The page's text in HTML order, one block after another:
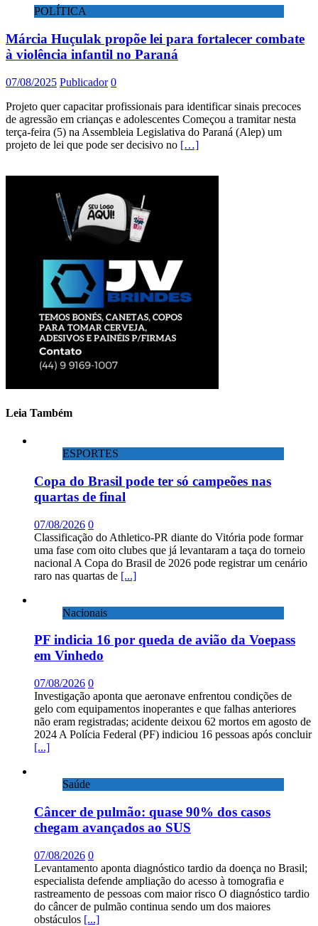
POLÍTICA
Márcia Huçulak propõe lei para fortalecer combate
à violência infantil no Paraná
07/08/2025 Publicador 0
Projeto quer capacitar profissionais para identificar sinais precoces
de agressão em crianças e adolescentes Começou a tramitar nesta
terça-feira (5) na Assembleia Legislativa do Paraná (Alep) um
projeto de lei que pode ser decisivo no […]
Leia Também
ESPORTES
Copa do Brasil pode ter só campeões nas
quartas de final
07/08/2026 0
Classificação do Athletico-PR diante do Vitória pode formar
uma fase com oito clubes que já levantaram a taça do torneio
nacional A Copa do Brasil de 2026 pode registrar um cenário
raro nas quartas de [...]
Nacionais
PF indicia 16 por queda de avião da Voepass
em Vinhedo
07/08/2026 0
Investigação aponta que aeronave enfrentou condições de
gelo com equipamentos inoperantes e que falhas anteriores
não eram registradas; acidente deixou 62 mortos em agosto de
2024 A Polícia Federal (PF) indiciou 16 pessoas após concluir
[...]
Saúde
Câncer de pulmão: quase 90% dos casos
chegam avançados ao SUS
07/08/2026 0
Levantamento aponta diagnóstico tardio da doença no Brasil;
especialista defende ampliação do acesso à tomografia e
rastreamento de pessoas com maior risco O diagnóstico tardio
do câncer de pulmão continua sendo um dos maiores
obstáculos [...]